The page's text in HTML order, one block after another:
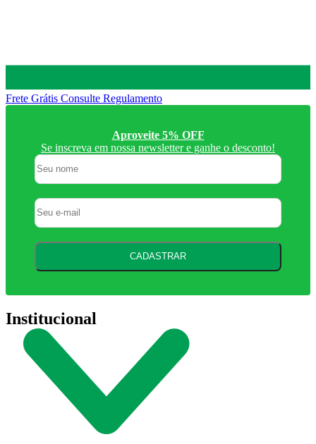
Frete Grátis Consulte Regulamento
Aproveite 5% OFF
Se inscreva em nossa newsletter e ganhe o desconto!
CADASTRAR
Institucional